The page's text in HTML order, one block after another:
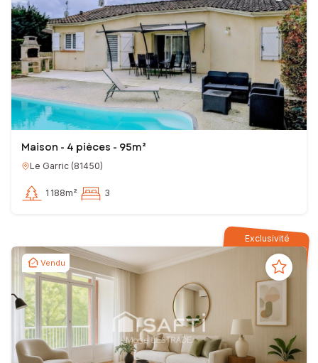
Maison - 4 pièces - 95m²
Le Garric (81450)
1 188m² 3
Exclusivité
Vendu